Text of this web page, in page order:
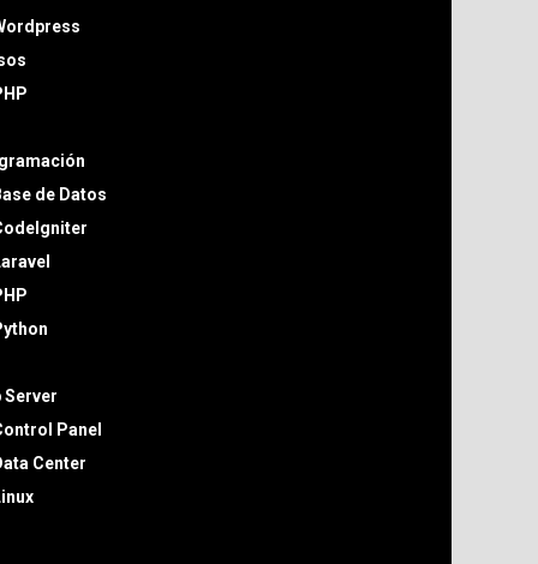
de Datos
Server
Panel
Center